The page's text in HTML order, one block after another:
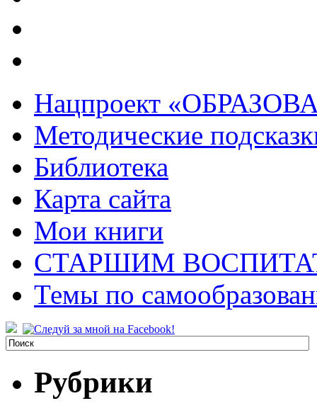
Нацпроект
Методические
Библиотека
Карта сайта
Мои книги
СТАРШИМ
Темы по
Рубрики